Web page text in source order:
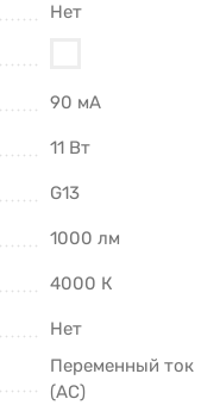
Нет
90 мА
11 Вт
G13
1000 лм
4000 К
Нет
Переменный ток
(AC)